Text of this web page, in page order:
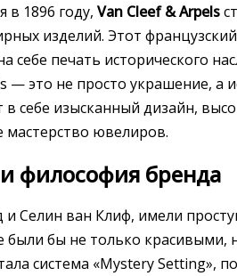
в 1896 году, Van Cleef & Arpels
изделий. Этот
себе печать исторического
— это не просто украшение, а
в себе изысканный дизайн,
ювелиров.
философия бренда
Селин ван Клиф, имели
были бы не только
система «Mystery Setting»,